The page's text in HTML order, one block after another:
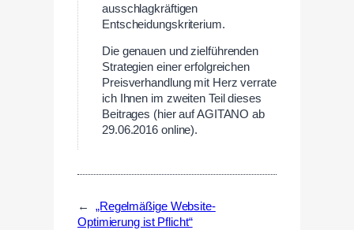
ausschlagkräftigen
Entscheidungskriterium.
Die genauen und zielführenden
Strategien einer erfolgreichen
Preisverhandlung mit Herz verrate
ich Ihnen im zweiten Teil dieses
Beitrages (hier auf AGITANO ab
29.06.2016 online).
←
„Regelmäßige Website-
Optimierung ist Pflicht“